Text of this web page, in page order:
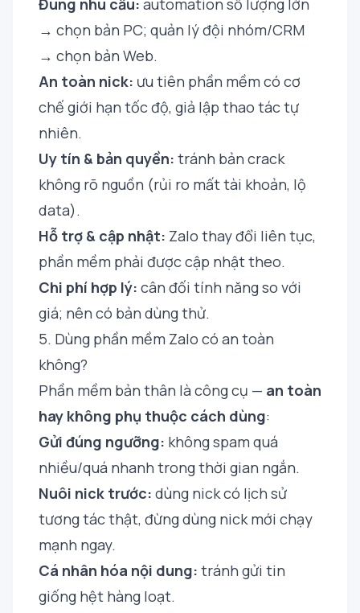
Đúng nhu cầu: automation số lượng lớn
→ chọn bản PC; quản lý đội nhóm/CRM
→ chọn bản Web.
An toàn nick: ưu tiên phần mềm có cơ
chế giới hạn tốc độ, giả lập thao tác tự
nhiên.
Uy tín & bản quyền: tránh bản crack
không rõ nguồn (rủi ro mất tài khoản, lộ
data).
Hỗ trợ & cập nhật: Zalo thay đổi liên tục,
phần mềm phải được cập nhật theo.
Chi phí hợp lý: cân đối tính năng so với
giá; nên có bản dùng thử.
5. Dùng phần mềm Zalo có an toàn
không?
Phần mềm bản thân là công cụ — an toàn
hay không phụ thuộc cách dùng:
Gửi đúng ngưỡng: không spam quá
nhiều/quá nhanh trong thời gian ngắn.
Nuôi nick trước: dùng nick có lịch sử
tương tác thật, đừng dùng nick mới chạy
mạnh ngay.
Cá nhân hóa nội dung: tránh gửi tin
giống hệt hàng loạt.